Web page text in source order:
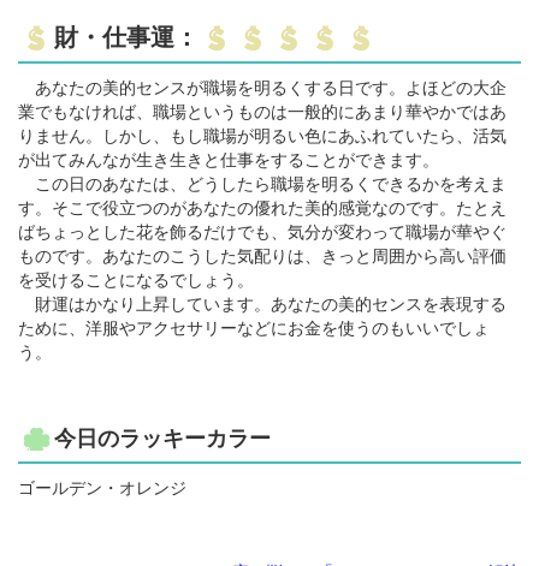
財・仕事運：
あなたの美的センスが職場を明るくする日です。よほどの大企
業でもなければ、職場というものは一般的にあまり華やかではあ
りません。しかし、もし職場が明るい色にあふれていたら、活気
が出てみんなが生き生きと仕事をすることができます。
この日のあなたは、どうしたら職場を明るくできるかを考えま
す。そこで役立つのがあなたの優れた美的感覚なのです。たとえ
ばちょっとした花を飾るだけでも、気分が変わって職場が華やぐ
ものです。あなたのこうした気配りは、きっと周囲から高い評価
を受けることになるでしょう。
財運はかなり上昇しています。あなたの美的センスを表現する
ために、洋服やアクセサリーなどにお金を使うのもいいでしょ
う。
今日のラッキーカラー
ゴールデン・オレンジ